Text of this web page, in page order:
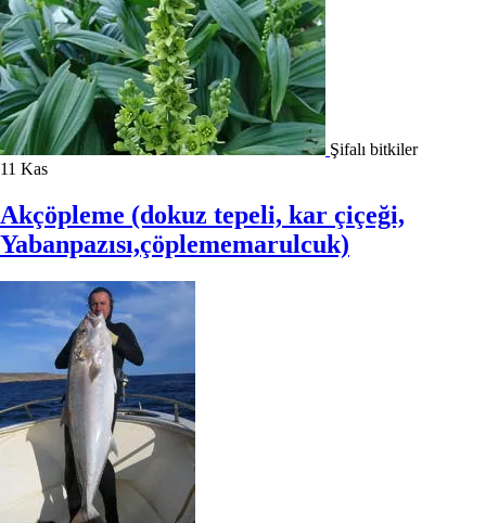
Şifalı bitkiler
11 Kas
Akçöpleme (dokuz tepeli, kar çiçeği,
Yabanpazısı,çöplememarulcuk)